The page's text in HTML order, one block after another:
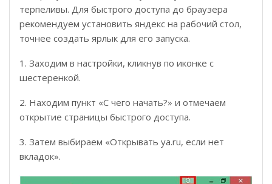
терпеливы. Для быстрого доступа до браузера
рекомендуем установить яндекс на рабочий стол,
точнее создать ярлык для его запуска.
1. Заходим в настройки, кликнув по иконке с
шестеренкой.
2. Находим пункт «С чего начать?» и отмечаем
открытие страницы быстрого доступа.
3. Затем выбираем «Открывать ya.ru, если нет
вкладок».